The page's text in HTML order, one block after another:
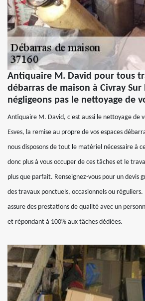
Antiquaire M. David pour tous
débarras de maison à Civray Sur
négligeons pas le nettoyage de
Antiquaire M. David, c'est aussi le nettoyage de
Esves, la remise au propre de vos espaces
nous disposons de tout le matériel nécessaire à
donc plus à vous occuper de ces tâches et le
plus que parfait. Renseignez-vous pour un devis
des travaux ponctuels, occasionnels ou
assure des prestations de qualité avec un
et répondant à 100% aux tâches dédiées.